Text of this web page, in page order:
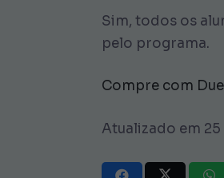
Sim, todos os
pelo programa.
Compre com
Atualizado em